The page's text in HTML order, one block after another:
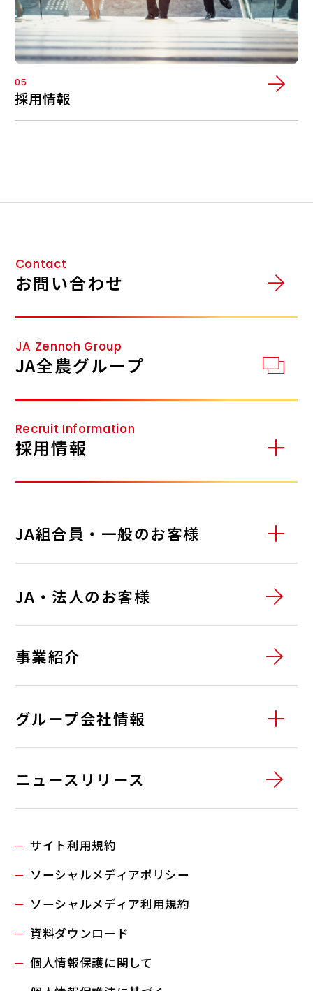
05
採用情報
Contact
お問い合わせ
JA Zennoh Group
JA全農グループ
Recruit Information
採用情報
JA組合員・一般のお客様
サービスステーション
02
燃料油の配達
JA・法人のお客様
事業紹介
グループ会社情報
全農エネルギー株式会社
02
全農東北エネルギー株式会社
株式会社JAエネルギー千葉
04
全農東日本エネルギー株式会社
05
全農関西エネルギー株式会社
全農西日本エネルギー株式会社
全農九州エネルギー株式会社
ニュースリリース
サイト利用規約
ソーシャルメディアポリシー
ソーシャルメディア利用規約
資料ダウンロード
個人情報保護に関して